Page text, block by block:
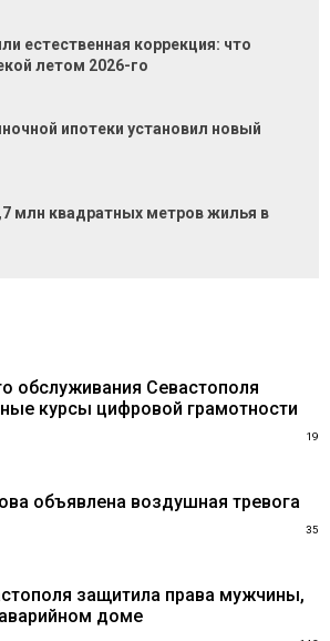
естественная коррекция: что
летом 2026-го
ипотеки установил новый
млн квадратных метров жилья в
обслуживания Севастополя
курсы цифровой грамотности
19
объявлена воздушная тревога
35
защитила права мужчины,
доме